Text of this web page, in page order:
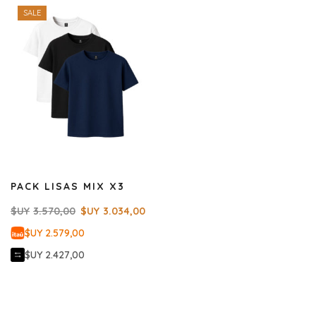
SALE
PACK LISAS MIX X3
$UY 3.570,00 $UY 3.034,00
$UY 2.579,00
$UY 2.427,00